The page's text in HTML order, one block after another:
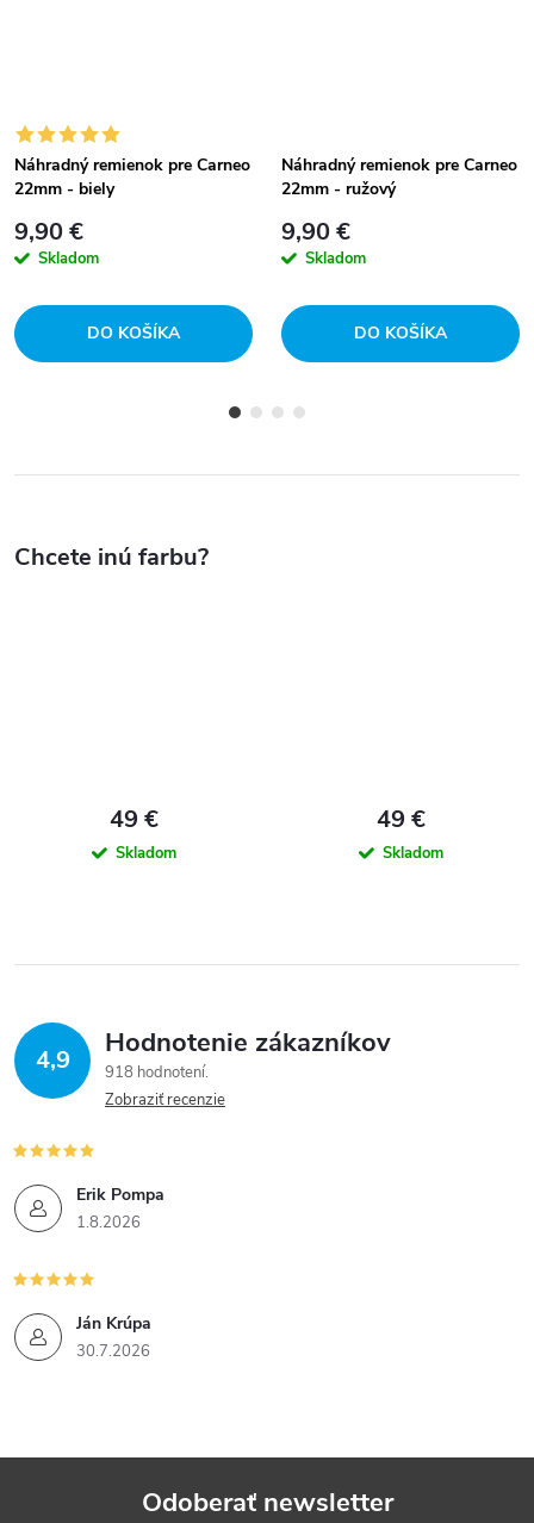
Náhradný remienok pre Carneo
22mm - biely
9,90 €
Skladom
DO KOŠÍKA
Náhradný remienok pre Carneo
22mm - ružový
9,90 €
Skladom
DO KOŠÍKA
49 €
Skladom
49 €
Skladom
4,9 Hodnotenie zákazníkov
918 hodnotení
Zobraziť recenzie
Erik Pompa
1.8.2026
Ján Krúpa
30.7.2026
Odoberať newsletter